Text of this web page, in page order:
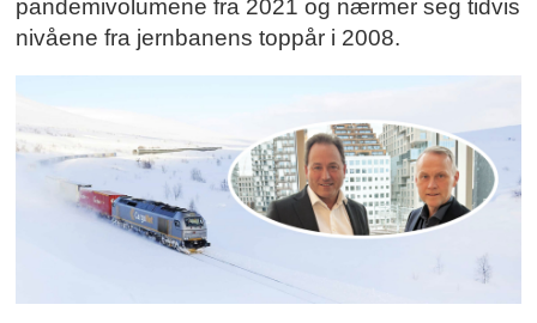
pandemivolumene fra 2021 og nærmer seg tidvis
nivåene fra jernbanens toppår i 2008.